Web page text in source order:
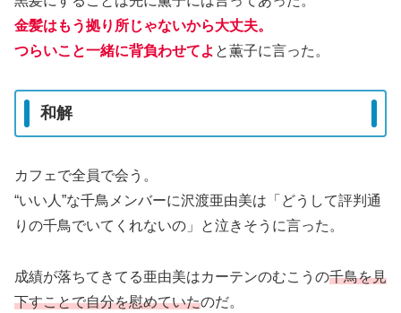
金髪はもう拠り所じゃないから大丈夫。
つらいこと一緒に背負わせてよ と薫子に言った。
和解
カフェで全員で会う。
“いい人”な千鳥メンバーに沢渡亜由美は「どうして評判通
りの千鳥でいてくれないの」と泣きそうに言った。
成績が落ちてきてる亜由美はカーテンのむこうの千鳥を見
下すことで自分を慰めていたのだ。